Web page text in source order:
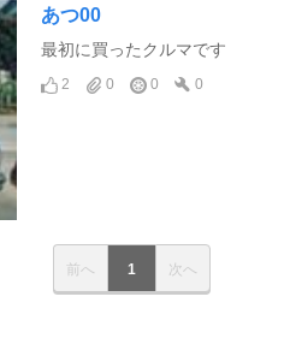
あつ00
最初に買ったクルマです
2 0 0 0
前へ 1 次へ